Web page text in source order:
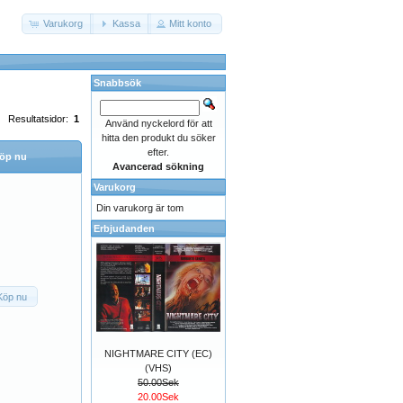
Varukorg Kassa Mitt konto
Resultatsidor: 1
nu
nu
Snabbsök
Använd nyckelord för att
hitta den produkt du söker
efter.
Avancerad sökning
Varukorg
Din varukorg är tom
Erbjudanden
NIGHTMARE CITY (EC)
(VHS)
50.00Sek
20.00Sek